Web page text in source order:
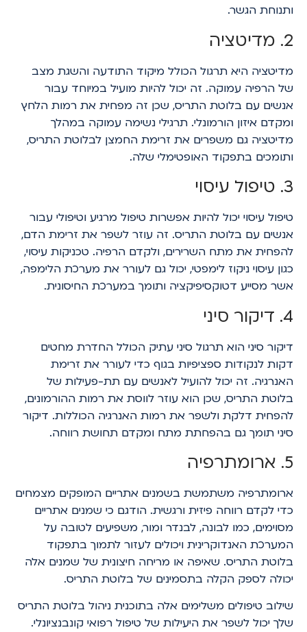
ותנוחת הגשר.
2. מדיטציה
מדיטציה היא תרגול הכולל מיקוד התודעה והשגת מצב
של הרפיה עמוקה. זה יכול להיות מועיל במיוחד עבור
אנשים עם בלוטת התריס, שכן זה מפחית את רמות הלחץ
ומקדם איזון הורמונלי. תרגילי נשימה עמוקה במהלך
מדיטציה גם משפרים את זרימת החמצן לבלוטת התריס,
ותומכים בתפקוד האופטימלי שלה.
3. טיפול עיסוי
טיפול עיסוי יכול להיות אפשרות טיפול מרגיע וטיפולי עבור
אנשים עם בלוטת התריס. זה עוזר לשפר את זרימת הדם,
להפחית את מתח השרירים, ולקדם הרפיה. טכניקות עיסוי,
כגון עיסוי ניקוז לימפטי, יכול גם לעורר את מערכת הלימפה,
אשר מסייע דטוקסיפיקציה ותומך במערכת החיסונית.
4. דיקור סיני
דיקור סיני הוא תרגול סיני עתיק הכולל החדרת מחטים
דקות לנקודות ספציפיות בגוף כדי לעורר את זרימת
האנרגיה. זה יכול להועיל לאנשים עם תת-פעילות של
בלוטת התריס, שכן הוא עוזר לווסת את רמות ההורמונים,
להפחית דלקת ולשפר את רמות האנרגיה הכוללות. דיקור
סיני תומך גם בהפחתת מתח ומקדם תחושת רווחה.
5. ארומתרפיה
ארומתרפיה משתמשת בשמנים אתריים המופקים מצמחים
כדי לקדם רווחה פיזית ורגשית. הודגם כי שמנים אתריים
מסוימים, כמו לבונה, לבנדר ומור, משפיעים לטובה על
המערכת האנדוקרינית ויכולים לעזור לתמוך בתפקוד
בלוטת התריס. שאיפה או מריחה חיצונית של שמנים אלה
יכולה לספק הקלה בתסמינים של בלוטת התריס.
שילוב טיפולים משלימים אלה בתוכנית ניהול בלוטת התריס
שלך יכול לשפר את היעילות של טיפול רפואי קונבנציונלי.